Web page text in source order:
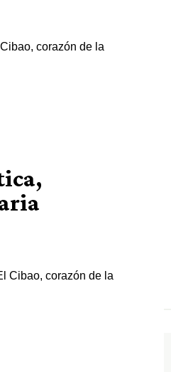
corazón de la
Cibao, corazón de la